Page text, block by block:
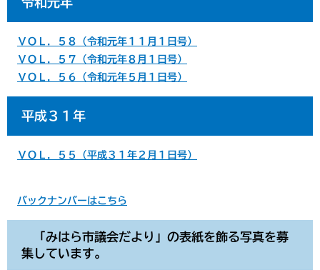
ＶＯＬ．５８（令和元年１１月１日号）
ＶＯＬ．５７（令和元年８月１日号）
ＶＯＬ．５６（令和元年５月１日号）
平成３１年
ＶＯＬ．５５（平成３１年２月１日号）
バックナンバーはこちら
「みはら市議会だより」の表紙を飾る写真を募
集しています。